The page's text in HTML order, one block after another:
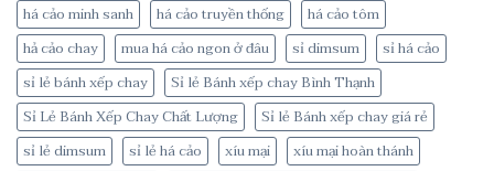
há cảo minh sanh
há cảo truyền thống
há cảo tôm
hả cảo chay
mua há cảo ngon ở đâu sỉ dimsum
sỉ há cảo
sỉ lẻ bánh xếp chay
Sỉ lẻ Bánh xếp chay Bình Thạnh
Sỉ Lẻ Bánh Xếp Chay Chất Lượng
Sỉ lẻ Bánh xếp chay giá rẻ
sỉ lẻ dimsum
sỉ lẻ há cảo xíu mại
xíu mại hoàn thánh